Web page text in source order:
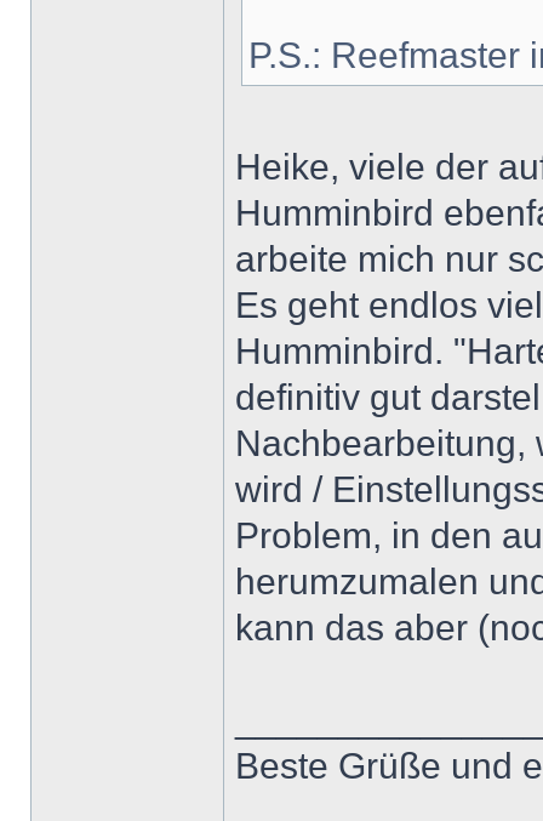
P.S.: Reefmaster
Heike, viele der
Humminbird
arbeite mich nur
Es geht endlos
Humminbird.
definitiv gut
Nachbearbeitung,
wird /
Problem, in den
herumzumalen
kann das aber
Beste Grüße und